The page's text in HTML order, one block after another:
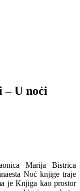
U noći
Marija Bistrica
Noć knjige traje
je Knjiga kao prostor